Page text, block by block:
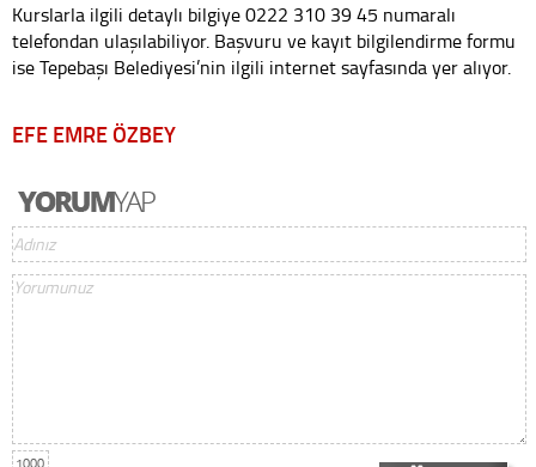
Kurslarla ilgili detaylı bilgiye 0222 310 39 45 numaralı
telefondan ulaşılabiliyor. Başvuru ve kayıt bilgilendirme formu
ise Tepebaşı Belediyesi’nin ilgili internet sayfasında yer alıyor.
EFE EMRE ÖZBEY
1000